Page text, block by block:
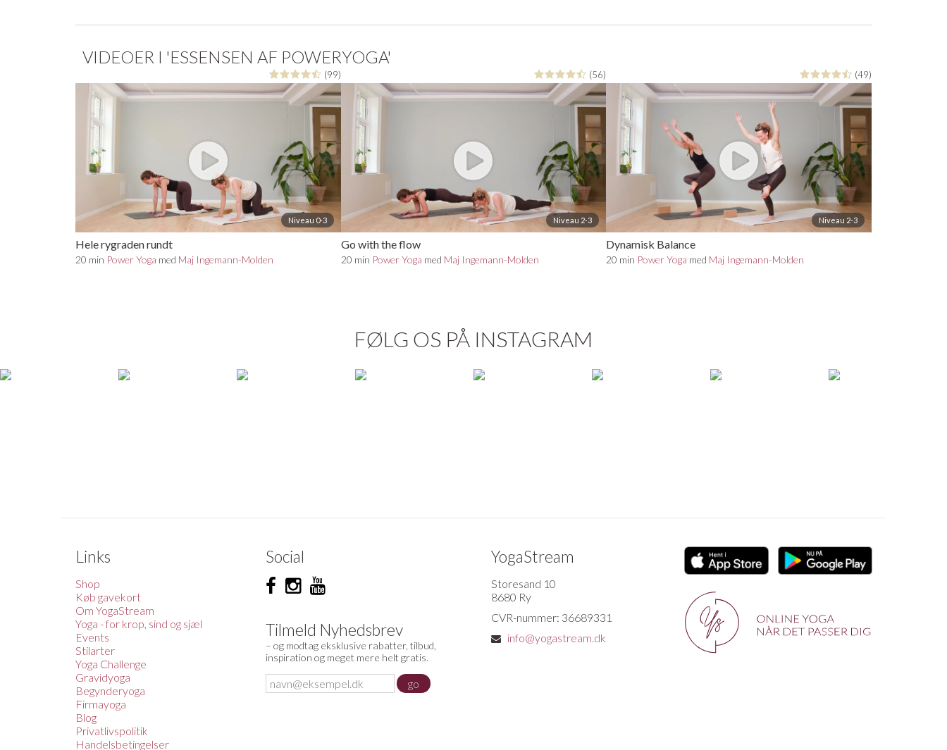
VIDEOER I 'ESSENSEN AF POWERYOGA'
(99)
Niveau 0-3
Hele rygraden rundt
20 min Power Yoga med Maj Ingemann-Molden
(56)
Niveau 2-3
Go with the flow
20 min Power Yoga med Maj Ingemann-Molden
(49)
Niveau 2-3
Dynamisk Balance
20 min Power Yoga med Maj Ingemann-Molden
FØLG OS PÅ INSTAGRAM
Links
Shop
Køb gavekort
Om YogaStream
Yoga - for krop, sind og sjæl
Events
Stilarter
Yoga Challenge
Gravidyoga
Begynderyoga
Firmayoga
Blog
Privatlivspolitik
Handelsbetingelser
Social
Tilmeld Nyhedsbrev
– og modtag eksklusive rabatter, tilbud,
inspiration og meget mere helt gratis.
YogaStream
Storesand 10
8680 Ry
CVR-nummer: 36689331
info@yogastream.dk